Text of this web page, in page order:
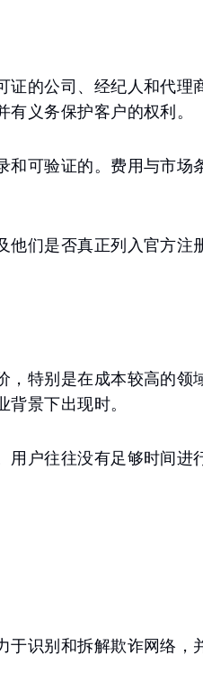
证的公司、经纪人和代理
义务保护客户的权利。
和可验证的。费用与市场
他们是否真正列入官方注
特别是在成本较高的领
景下出现时。
用户往往没有足够时间进
于识别和拆解欺诈网络，